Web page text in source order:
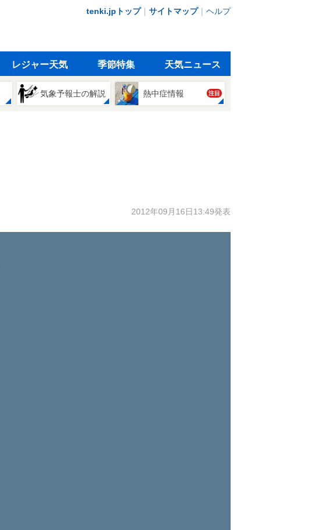
tenki.jpトップ｜ サイトマップ｜ ヘルプ
レジャー天気 季節特集 天気ニュース
気象予報士の解説 熱中症情報 注目
2012年09月16日13:49発表